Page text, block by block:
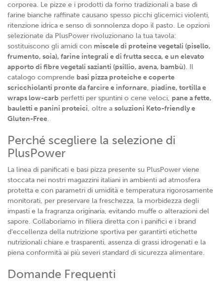
corporea. Le pizze e i prodotti da forno tradizionali a base di
farine bianche raffinate causano spesso picchi glicemici violenti,
ritenzione idrica e senso di sonnolenza dopo il pasto. Le opzioni
selezionate da PlusPower rivoluzionano la tua tavola:
sostituiscono gli amidi con miscele di proteine vegetali (pisello,
frumento, soia), farine integrali e di frutta secca, e un elevato
apporto di fibre vegetali sazianti (psillio, avena, bambù). Il
catalogo comprende basi pizza proteiche e coperte
scricchiolanti pronte da farcire e infornare, piadine, tortilla e
wraps low-carb perfetti per spuntini o cene veloci, pane a fette,
bauletti e panini proteici, oltre a soluzioni Keto-friendly e
Gluten-Free.
Perché scegliere la selezione di
PlusPower
La linea di panificati e basi pizza presente su PlusPower viene
stoccata nei nostri magazzini italiani in ambienti ad atmosfera
protetta e con parametri di umidità e temperatura rigorosamente
monitorati, per preservare la freschezza, la morbidezza degli
impasti e la fragranza originaria, evitando muffe o alterazioni del
sapore. Collaboriamo in filiera diretta con i panifici e i brand
d'eccellenza della nutrizione sportiva per garantirti etichette
nutrizionali chiare e trasparenti, assenza di grassi idrogenati e la
piena conformità ai più severi standard di sicurezza alimentare.
Domande Frequenti